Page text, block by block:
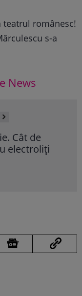
românesc!
s-a
News
Cât de
electroliţi